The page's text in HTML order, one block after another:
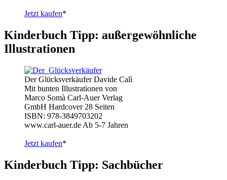
Jetzt kaufen*
Kinderbuch Tipp: außergewöhnliche
Illustrationen
Der Glücksverkäufer Davide Calì
Mit bunten Illustrationen von
Marco Somà Carl-Auer Verlag
GmbH Hardcover 28 Seiten
ISBN: 978-3849703202
www.carl-auer.de Ab 5-7 Jahren
Jetzt kaufen*
Kinderbuch Tipp: Sachbücher